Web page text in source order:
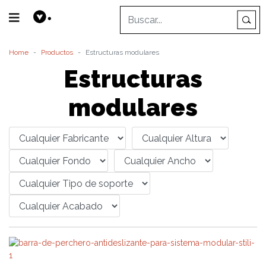
Home Productos Estructuras modulares
Estructuras
modulares